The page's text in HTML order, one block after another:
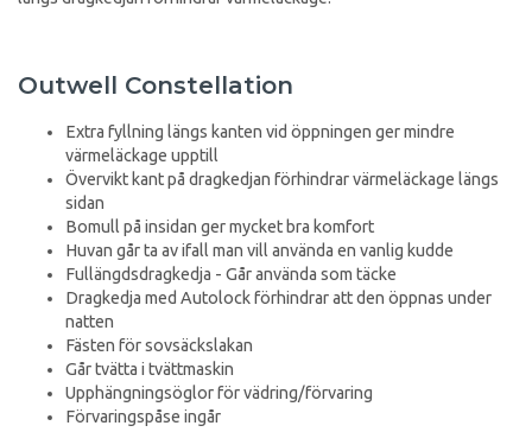
Outwell Constellation
Extra fyllning längs kanten vid öppningen ger mindre
värmeläckage upptill
Övervikt kant på dragkedjan förhindrar värmeläckage längs
sidan
Bomull på insidan ger mycket bra komfort
Huvan går ta av ifall man vill använda en vanlig kudde
Fullängdsdragkedja - Går använda som täcke
Dragkedja med Autolock förhindrar att den öppnas under
natten
Fästen för sovsäckslakan
Går tvätta i tvättmaskin
Upphängningsöglor för vädring/förvaring
Förvaringspåse ingår